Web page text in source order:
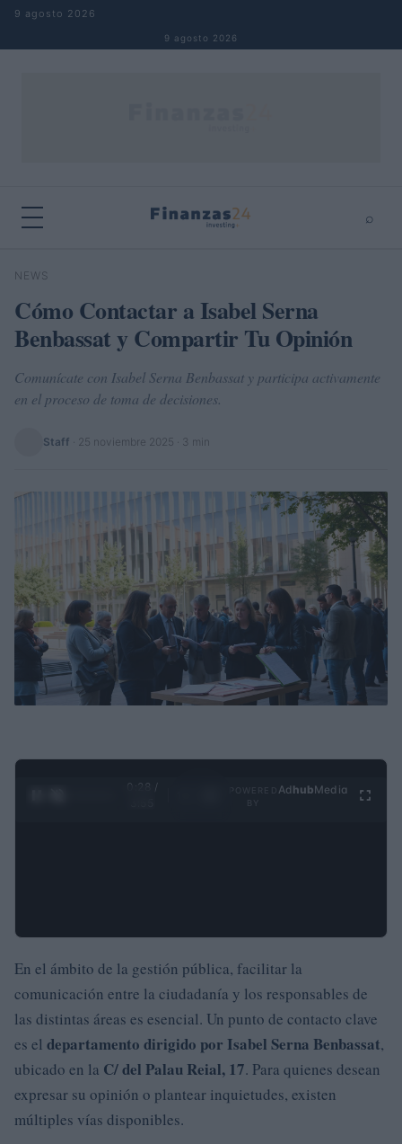
Saltar al contenido
9 agosto 2026
9 agosto 2026
⌕
Buscar
NEWS
Cómo Contactar a Isabel Serna
Benbassat y Compartir Tu Opinión
Comunícate con Isabel Serna Benbassat y participa activamente
en el proceso de toma de decisiones.
Staff 25 noviembre 2025 · 3 min
0:29 /
Ad hubMedia
En el ámbito de la gestión pública, facilitar la
comunicación entre la ciudadanía y los responsables de
las distintas áreas es esencial. Un punto de contacto clave
es el departamento dirigido por Isabel Serna Benbassat,
ubicado en la C/ del Palau Reial, 17. Para quienes desean
expresar su opinión o plantear inquietudes, existen
múltiples vías disponibles.